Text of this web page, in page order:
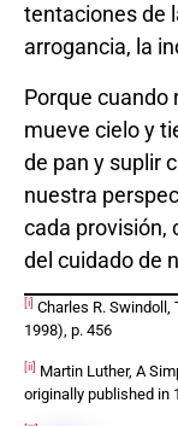
tentaciones de
arrogancia, la
Porque cuando
mueve cielo y
de pan y suplir
nuestra
cada provisión,
del cuidado de
[i] Charles R. Swindoll,
1998), p. 456
[ii] Martin Luther, A
originally published in